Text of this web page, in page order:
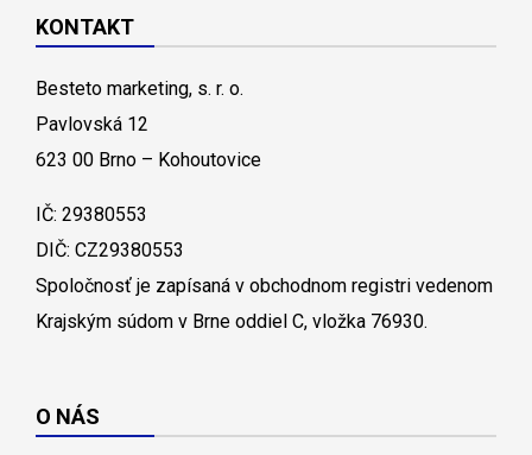
KONTAKT
Besteto marketing, s. r. o.
Pavlovská 12
623 00 Brno – Kohoutovice
IČ: 29380553
DIČ: CZ29380553
Spoločnosť je zapísaná v obchodnom registri vedenom
Krajským súdom v Brne oddiel C, vložka 76930.
O NÁS